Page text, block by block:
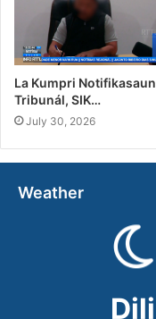
La Kumpri Notifikasaun
Tribunál, SIK…
July 30, 2026
Weather
Dili